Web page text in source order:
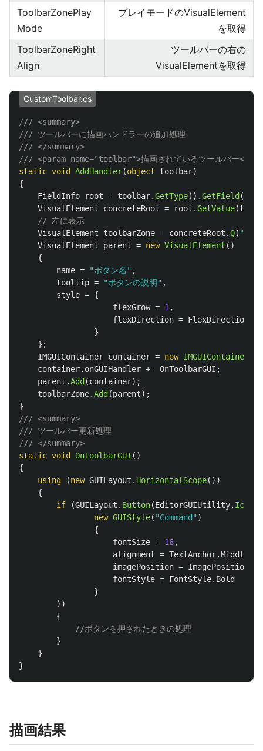
ToolbarZonePlay
Mode
プレイモードのVisualElement
を取得
ToolbarZoneRight
Align
ツールバーの右の
VisualElementを取得
CustomToolbar.cs
/// <summary>
/// ツールバーに描画ハンドラーの追加処理
/// </summary>
/// <param name="toolbar">描画されているツールバー</
static void AddHandler(object toolbar)
{
FieldInfo
root = toolbar.GetType().GetField (
VisualElement
concreteRoot = root .GetValue(
// 左に表示
VisualElement
toolbarZone = concreteRoot .Q(
VisualElement
parent = new VisualElement ()
{
name = "ボタン名" ,
tooltip = "ボタンの説明" ,
style = {
flexGrow = 1 ,
flexDirection = FlexDirection
}
};
IMGUIContainer container = new IMGUIContainer
container. onGUIHandler += OnToolbarGUI ;
parent .Add (container);
toolbarZone.Add (parent);
}
/// <summary>
/// ツールバー更新処理
/// </summary>
static void OnToolbarGUI ()
{
using
(new GUILayout . HorizontalScope())
{
if
(GUILayout . Button(EditorGUIUtility.
new GUIStyle( "Command" )
{
fontSize = 16,
alignment = TextAnchor.
imagePosition = ImagePosition
fontStyle = FontStyle. Bold
}
))
{
//ボタンを押されたときの処理
}
}
}
描画結果